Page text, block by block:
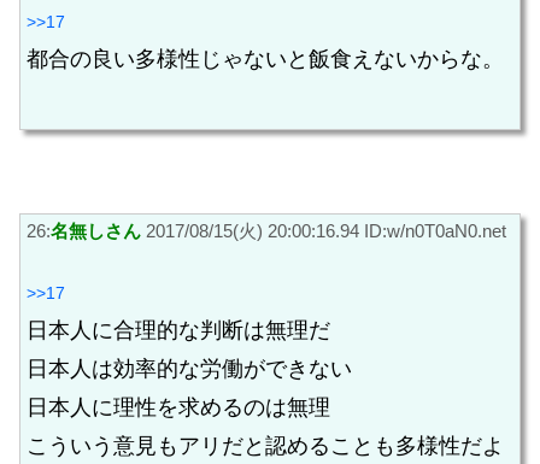
>>17
都合の良い多様性じゃないと飯食えないからな。
26:名無しさん 2017/08/15(火) 20:00:16.94 ID:w/n0T0aN0.net
>>17
日本人に合理的な判断は無理だ
日本人は効率的な労働ができない
日本人に理性を求めるのは無理
こういう意見もアリだと認めることも多様性だよ